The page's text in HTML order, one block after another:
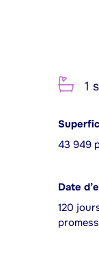
1
43 949
Date
120